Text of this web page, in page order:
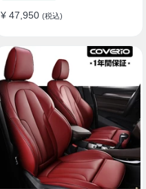
¥ 47,950 (税込)